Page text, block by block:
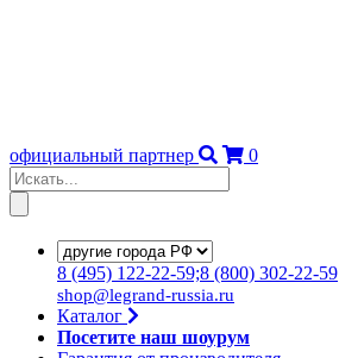
официальный партнер 0
8 (495) 122-22-59;8 (800) 302-22-59
shop@legrand-russia.ru
Каталог
Посетите наш шоурум